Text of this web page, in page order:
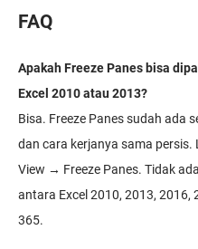
FAQ
Apakah Freeze Panes bisa
Excel 2010 atau 2013?
Bisa. Freeze Panes sudah ada
dan cara kerjanya sama
View → Freeze Panes. Tidak
antara Excel 2010, 2013,
365.